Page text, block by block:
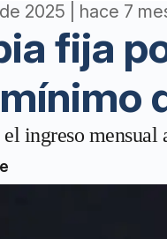
2025 | hace 7
fija
ingreso